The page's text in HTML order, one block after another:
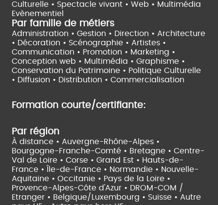
Culturelle • Spectacle vivant • Web • Multimédia
Evènementiel
Par famille de métiers
Administration • Gestion • Direction • Architecture
• Décoration • Scénographie • Artistes •
Communication • Promotion • Marketing •
Conception web • Multimédia • Graphisme •
Conservation du Patrimoine • Politique Culturelle
• Diffusion • Distribution • Commercialisation
Formation courte/certifiante:
Par région
À distance • Auvergne-Rhône-Alpes •
Bourgogne-Franche-Comté • Bretagne • Centre-
Val de Loire • Corse • Grand Est • Hauts-de-
France •
Île-de-France • Normandie • Nouvelle-
Aquitaine • Occitanie • Pays de la Loire •
Provence-Alpes-Côte d'Azur • DROM-COM /
Etranger • Belgique/Luxembourg • Suisse • Autre